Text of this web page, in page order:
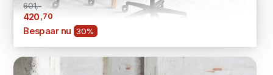
601,-
420 ,70
Bespaar nu 30%